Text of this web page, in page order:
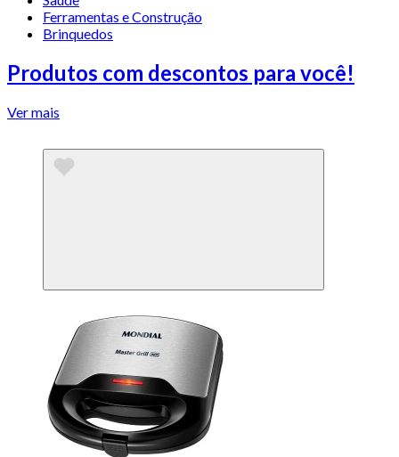
Ferramentas e Construção
Brinquedos
Produtos com descontos para você!
Ver mais